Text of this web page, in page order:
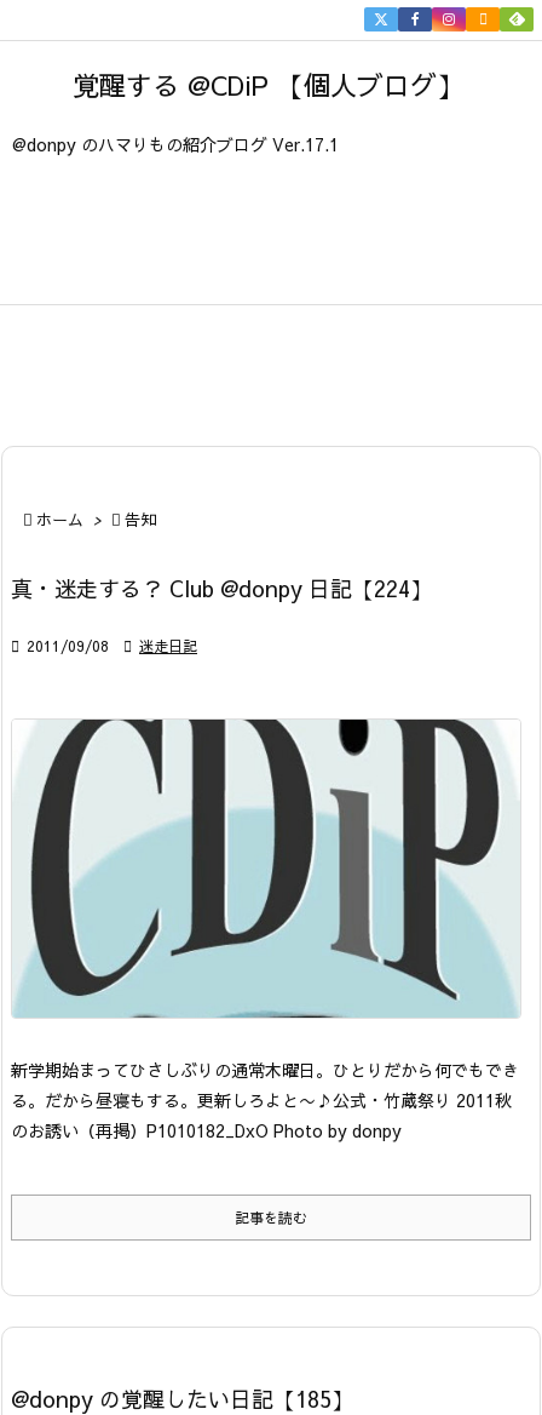
覚醒する @CDiP 【個人ブログ】
@donpy のハマりもの紹介ブログ Ver.17.1


 ホーム >  告知
真・迷走する？ Club @donpy 日記【224】
 2011/09/08  迷走日記
新学期始まってひさしぶりの通常木曜日。ひとりだから何でもでき
る。だから昼寝もする。更新しろよと〜♪公式・竹蔵祭り 2011秋
のお誘い（再掲） P1010182_DxO Photo by donpy
記事を読む
@donpy の覚醒したい日記【185】